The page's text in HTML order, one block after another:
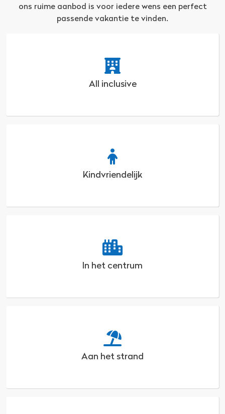
ons ruime aanbod is voor iedere wens een perfect
passende vakantie te vinden.
All inclusive
Kindvriendelijk
In het centrum
Aan het strand